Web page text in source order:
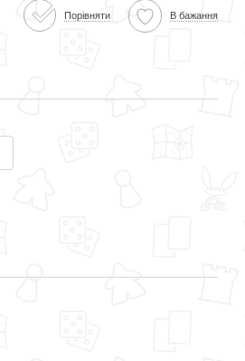
Порівняти В бажання